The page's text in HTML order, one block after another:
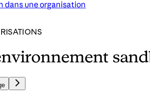
dans une organisation